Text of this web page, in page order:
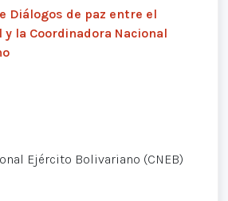
Diálogos de paz entre el
y la Coordinadora Nacional
Ejército Bolivariano (CNEB)